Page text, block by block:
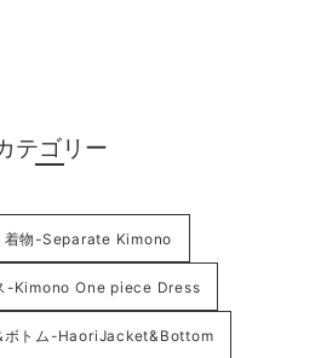
テゴリー
着物-Separate Kimono
-Kimono One piece Dress
ボトム-HaoriJacket&Bottom